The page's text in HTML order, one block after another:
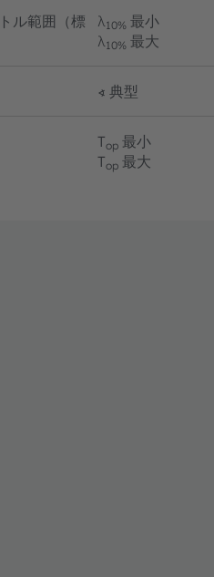
ル範囲（標
λ10% 最小
λ10% 最大
∢ 典型
Top 最小
Top 最大